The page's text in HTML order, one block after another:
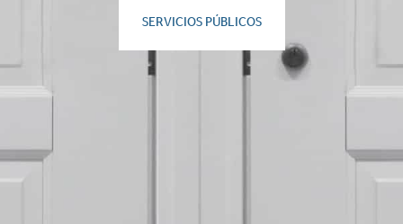
SERVICIOS PÚBLICOS